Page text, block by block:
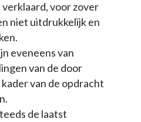
voor zover
niet uitdrukkelijk en
eveneens van
van de door
van de opdracht
de laatst